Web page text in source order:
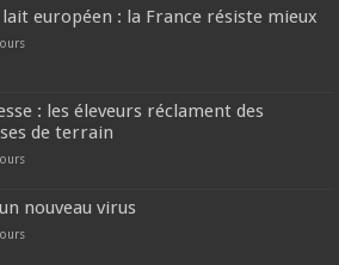
européen : la France résiste mieux
: les éleveurs réclament des
de terrain
nouveau virus